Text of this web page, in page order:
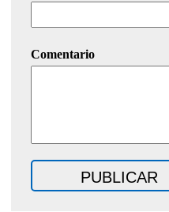
Comentario